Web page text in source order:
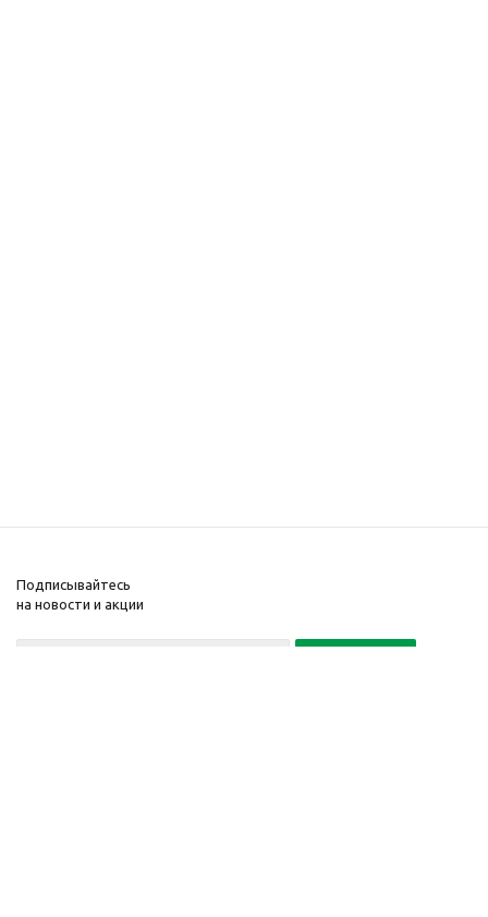
Подписывайтесь
на новости и акции